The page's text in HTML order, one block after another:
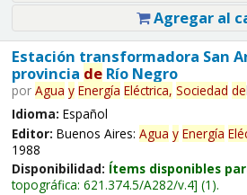
Agregar al
Estación transformadora San
provincia deRío Negro
por Agua y Energía Eléctrica, Sociedad de
Idioma: Español
Editor: Buenos Aires: Agua y Energía
1988
Disponibilidad: Ítems disponibles
topográfica: 621.374.5/A282/v.4 (1).